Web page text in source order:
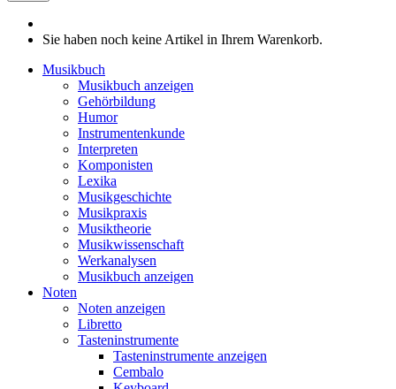
Sie haben noch keine Artikel in Ihrem Warenkorb.
Musikbuch
Musikbuch anzeigen
Gehörbildung
Humor
Instrumentenkunde
Interpreten
Komponisten
Lexika
Musikgeschichte
Musikpraxis
Musiktheorie
Musikwissenschaft
Werkanalysen
Musikbuch anzeigen
Noten
Noten anzeigen
Libretto
Tasteninstrumente
Tasteninstrumente anzeigen
Cembalo